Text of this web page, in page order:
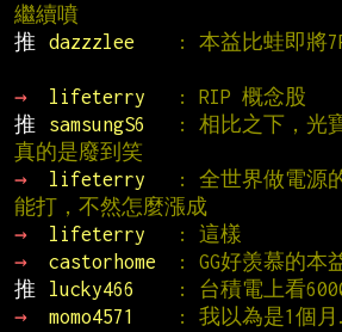
繼續噴
推
dazzzlee
: 本益比蛙即將
→
lifeterry : RIP 概念股
推
samsungS6
: 相比之下，光
真的是廢到笑
→
lifeterry
: 全世界做電源
能打，不然怎麼漲成
→
lifeterry : 這樣
→
castorhome : GG好羡慕的本
推
lucky466 : 台積電上看
→
momo4571
: 我以為是1個月